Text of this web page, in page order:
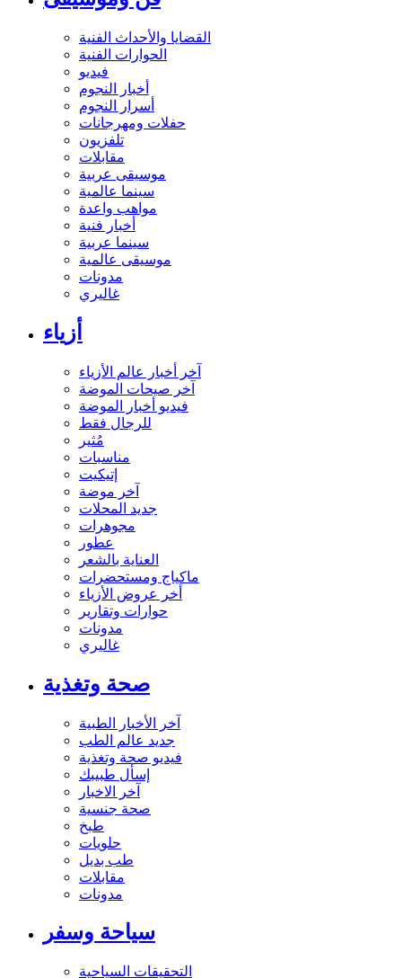
القضايا والأحداث الفنية
الحوارات الفنية
فيديو
أخبار النجوم
أسرار النجوم
حفلات ومهرجانات
تلفزيون
مقابلات
موسيقى عربية
سينما عالمية
مواهب واعدة
أخبار فنية
سينما عربية
موسيقى عالمية
مدونات
غاليري
أزياء
آخر أخبار عالم الأزياء
آخر صيحات الموضة
فيديو أخبار الموضة
للرجال فقط
مُثير
مناسبات
إتيكيت
آخر موضة
جديد المحلات
مجوهرات
عطور
العناية بالشعر
ماكياج ومستحضرات
أخر عروض الأزياء
حوارات وتقارير
مدونات
غاليري
صحة وتغذية
آخر الأخبار الطبية
جديد عالم الطب
فيديو صحة وتغذية
إسأل طبيبك
آخر الاخبار
صحة جنسية
طبخ
حلويات
طب بديل
مقابلات
مدونات
سياحة وسفر
التحقيقات السياحية